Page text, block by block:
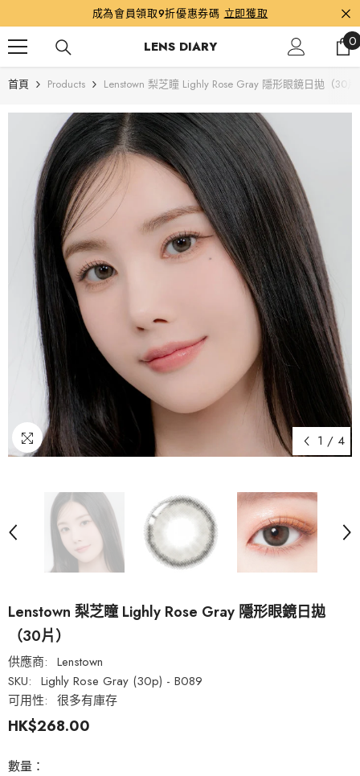
成為會員領取9折優惠券碼 立即獲取
LENS DIARY 00
首頁 Products Lenstown 梨芝瞳 Lighly Rose Gray 隱形眼鏡日拋（30
1 / 4
Lenstown 梨芝瞳 Lighly Rose Gray 隱形眼鏡日拋
（30片）
供應商: Lenstown
SKU: Lighly Rose Gray (30p) - B089
可用性: 很多有庫存
HK$268.00
數量：